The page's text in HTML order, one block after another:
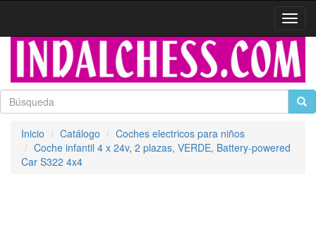
Inicio Catálogo
Coches electricos para niños
Coche infantil 4 x 24v, 2 plazas, VERDE, Battery-powered
Car S322 4x4